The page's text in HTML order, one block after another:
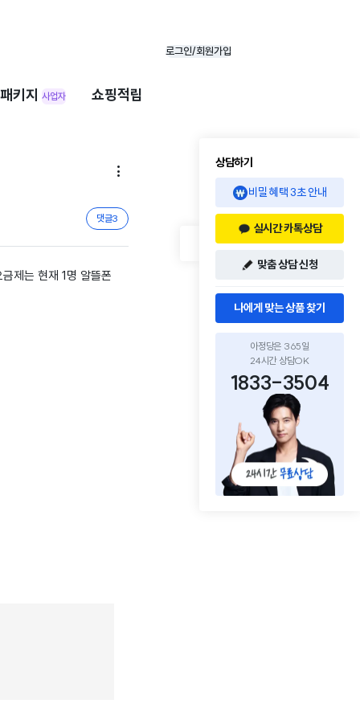
로그인/회원가입
키지 사업자 쇼핑적립

댓글3
제는 현재 1명 알뜰폰
상담하기
비밀 혜택 3초 안내
실시간 카톡상담
맞춤 상담 신청
나에게 맞는 상품 찾기
아정당은 365일
24시간 상담OK
1833-3504